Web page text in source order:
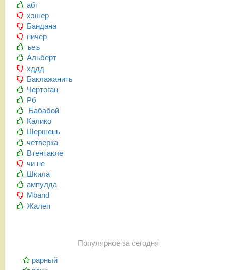
абг
хэшер
Бандана
ничер
ъеъ
Альберт
хддд
Баклажанить
Чертоган
Рб
Бабабой
Калико
Шершень
четверка
Втентакле
чи не
Шкила
ампулда
Mband
Жалеп
Популярное за сегодня
рарный